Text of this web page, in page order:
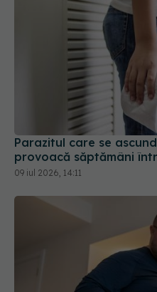
Parazitul care se
provoacă săptămâni
09 iul 2026, 14:11